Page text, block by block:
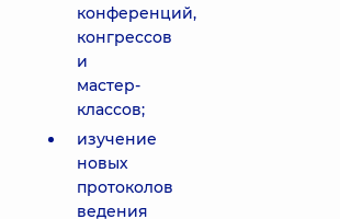
конференций,
конгрессов
и
мастер-
классов;
изучение
новых
протоколов
ведения